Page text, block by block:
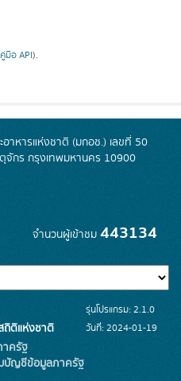
คู่มือ API).
าหารแห่งชาติ (มกอช.) เลขที่ 50
จักร กรุงเทพมหานคร 10900
จำนวนผู้เข้าชม 443134
ถิติแห่งชาติ
ครัฐ
บัญชีข้อมูลภาครัฐ
รุ่นโปรแกรม: 2.1.0
วันที่: 2024-01-19